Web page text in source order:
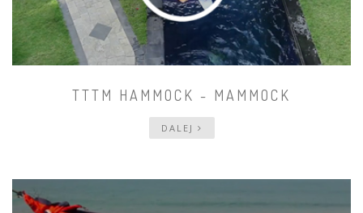
TTTM HAMMOCK - MAMMOCK
DALEJ